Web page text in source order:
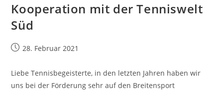
Kooperation mit der Tenniswelt
Süd
Beitrag28. Februar 2021
Liebe Tennisbegeisterte, in den letzten Jahren haben wir
uns bei der Förderung sehr auf den Breitensport